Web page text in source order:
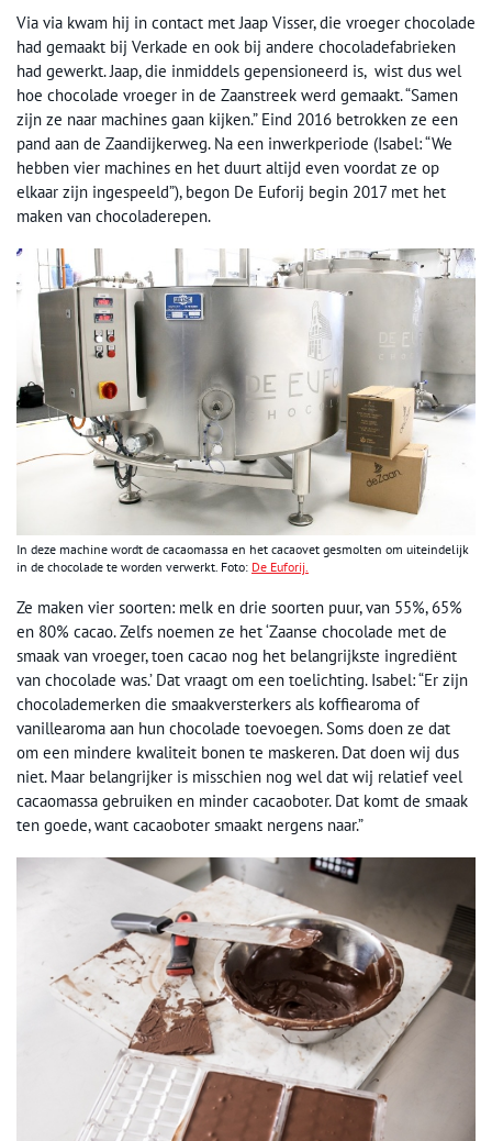
Via via kwam hij in contact met Jaap Visser, die vroeger chocolade
had gemaakt bij Verkade en ook bij andere chocoladefabrieken
had gewerkt. Jaap, die inmiddels gepensioneerd is, wist dus wel
hoe chocolade vroeger in de Zaanstreek werd gemaakt. “Samen
zijn ze naar machines gaan kijken.” Eind 2016 betrokken ze een
pand aan de Zaandijkerweg. Na een inwerkperiode (Isabel: “We
hebben vier machines en het duurt altijd even voordat ze op
elkaar zijn ingespeeld”), begon De Euforij begin 2017 met het
maken van chocoladerepen.
In deze machine wordt de cacaomassa en het cacaovet gesmolten om uiteindelijk
in de chocolade te worden verwerkt. Foto: De Euforij.
Ze maken vier soorten: melk en drie soorten puur, van 55%, 65%
en 80% cacao. Zelfs noemen ze het ‘Zaanse chocolade met de
smaak van vroeger, toen cacao nog het belangrijkste ingrediënt
van chocolade was.’ Dat vraagt om een toelichting. Isabel: “Er zijn
chocolademerken die smaakversterkers als koffiearoma of
vanillearoma aan hun chocolade toevoegen. Soms doen ze dat
om een mindere kwaliteit bonen te maskeren. Dat doen wij dus
niet. Maar belangrijker is misschien nog wel dat wij relatief veel
cacaomassa gebruiken en minder cacaoboter. Dat komt de smaak
ten goede, want cacaoboter smaakt nergens naar.”